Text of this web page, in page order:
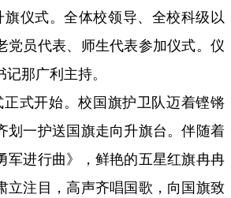
旗仪式。全体校领导、全校科级以
党员代表、师生代表参加仪式。仪
那广利主持。
开始。校国旗护卫队迈着铿锵
划一护送国旗走向升旗台。伴随着
军进行曲》，鲜艳的五星红旗冉冉
立注目，高声齐唱国歌，向国旗致